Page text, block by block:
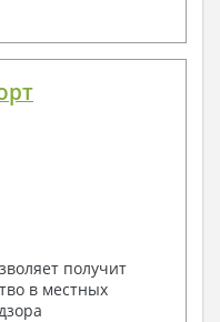
получит
в местных